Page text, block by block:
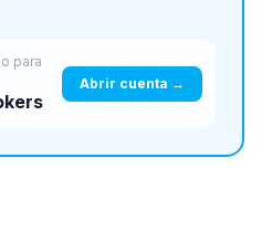
para
Abrir cuenta →